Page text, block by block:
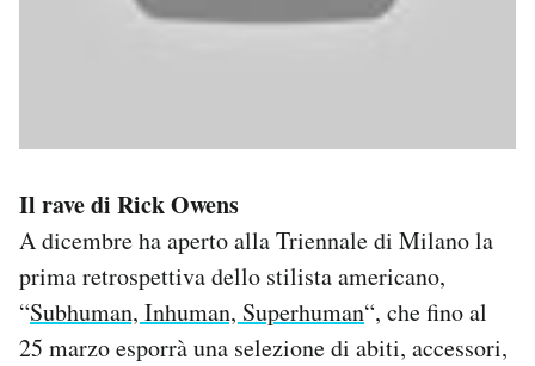
Il rave di Rick Owens
A dicembre ha aperto alla Triennale di Milano la
prima retrospettiva dello stilista americano,
“Subhuman, Inhuman, Superhuman“, che fino al
25 marzo esporrà una selezione di abiti, accessori,